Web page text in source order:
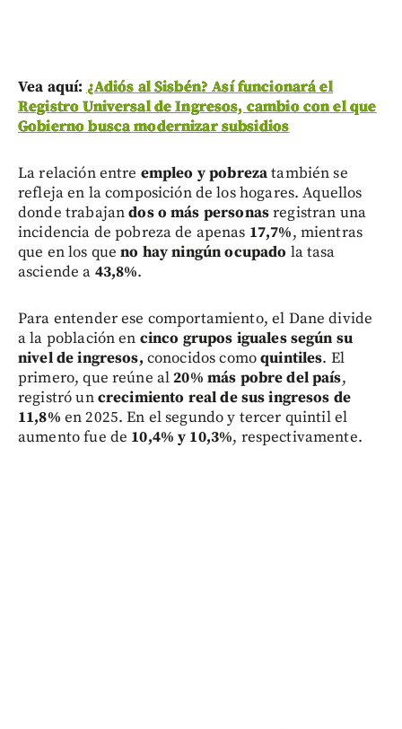
Vea aquí: ¿Adiós al Sisbén? Así funcionará el
Registro Universal de Ingresos, cambio con el que
Gobierno busca modernizar subsidios
La relación entre empleo y pobrezatambién se
refleja en la composición de los hogares. Aquellos
donde trabajandos o más personasregistran una
incidencia de pobreza de apenas 17,7%, mientras
que en los queno hay ningún ocupado la tasa
asciende a 43,8%.
Para entender ese comportamiento, el Dane divide
a la población en cinco grupos iguales según su
nivel de ingresos, conocidos comoquintiles. El
primero, que reúne al20% más pobre del país,
registró uncrecimiento real de sus ingresos de
11,8% en 2025. En el segundo y tercer quintil el
aumento fue de 10,4% y 10,3%, respectivamente.